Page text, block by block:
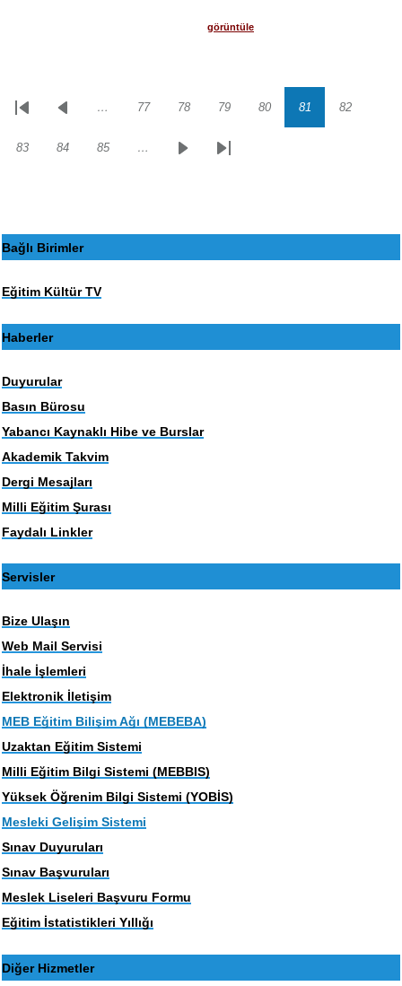
görüntüle
Sayfalama
İlk
Önceki… Sayfa
77 Sayfa
78 Sayfa
79 Sayfa
80 Sayfa
81 Sayfa
82
Sayfa
83 Sayfa
84 Sayfa
85 …
SonrakiSon
Bağlı Birimler
Eğitim Kültür TV
Haberler
Duyurular
Basın Bürosu
Yabancı Kaynaklı Hibe ve Burslar
Akademik Takvim
Dergi Mesajları
Milli Eğitim Şurası
Faydalı Linkler
Servisler
Bize Ulaşın
Web Mail Servisi
İhale İşlemleri
Elektronik İletişim
MEB Eğitim Bilişim Ağı (MEBEBA)
Uzaktan Eğitim Sistemi
Milli Eğitim Bilgi Sistemi (MEBBIS)
Yüksek Öğrenim Bilgi Sistemi (YOBİS)
Mesleki Gelişim Sistemi
Sınav Duyuruları
Sınav Başvuruları
Meslek Liseleri Başvuru Formu
Eğitim İstatistikleri Yıllığı
Diğer Hizmetler